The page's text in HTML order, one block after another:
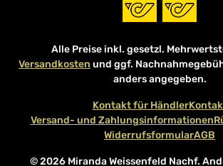
Alle Preise inkl. gesetzl.
Versandkosten und ggf.
anders angegeben.
© 2026 Miranda Weissenfeld Nachf.
Kontakt für Händler
Versand- und Zahlungsinformationen
WiderrufsformularAGB